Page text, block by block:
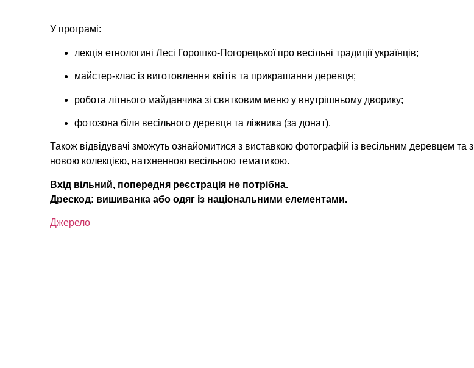
У програмі:
лекція етнологині Лесі Горошко-Погорецької про весільні традиції українців;
майстер-клас із виготовлення квітів та прикрашання деревця;
робота літнього майданчика зі святковим меню у внутрішньому дворику;
фотозона біля весільного деревця та ліжника (за донат).
Також відвідувачі зможуть ознайомитися з виставкою фотографій із весільним деревцем та з
новою колекцією, натхненною весільною тематикою.
Вхід вільний, попередня реєстрація не потрібна.
Дрескод: вишиванка або одяг із національними елементами.
Джерело